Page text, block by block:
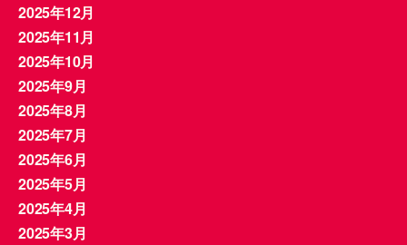
2025年12月
2025年11月
2025年10月
2025年9月
2025年8月
2025年7月
2025年6月
2025年5月
2025年4月
2025年3月